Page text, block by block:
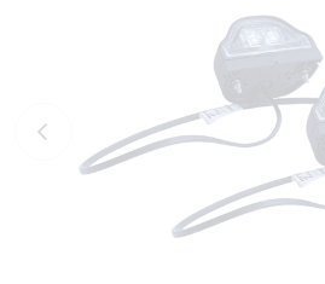
Előző fotó